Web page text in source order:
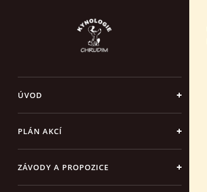
ÚVOD
PLÁN AKCÍ
ZÁVODY A PROPOZICE